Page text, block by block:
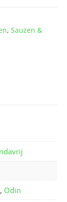
,Sauzen &
, Odin